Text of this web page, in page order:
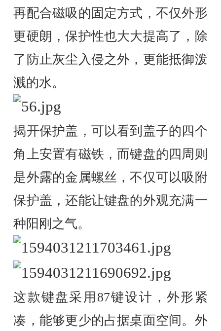
再配合磁吸的固定方式，不仅外形
更硬朗，保护性也大大提高了，除
了防止灰尘入侵之外，更能抵御泼
溅的水。
揭开保护盖，可以看到盖子的四个
角上安置有磁铁，而键盘的四周则
是外露的金属螺丝，不仅可以吸附
保护盖，还能让键盘的外观充满一
种阳刚之气。
这款键盘采用87键设计，外形紧
凑，能够更少的占据桌面空间。外